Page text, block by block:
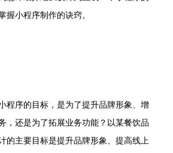
握小程序制作的诀窍。
程序的目标，是为了提升品牌形象、增
，还是为了拓展业务功能？以某餐饮品
的主要目标是提升品牌形象、提高线上